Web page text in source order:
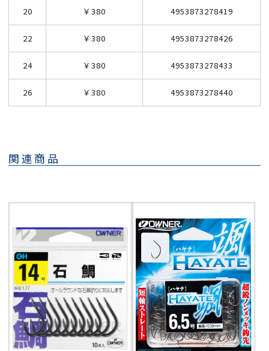
20 ￥380 4953873278419
22 ￥380 4953873278426
24 ￥380 4953873278433
26 ￥380 4953873278440
関連商品